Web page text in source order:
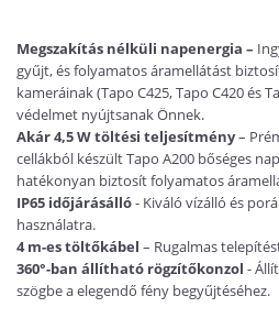
Megszakítás nélküli napenergia –
gyűjt, és folyamatos áramellátást
kameráinak (Tapo C425, Tapo C420 és
védelmet nyújtsanak Önnek.
Akár 4,5 W töltési teljesítmény–
cellákból készült Tapo A200 bőséges
hatékonyan biztosít folyamatos
IP65 időjárásálló- Kiváló vízálló és
használatra.
4 m-es töltőkábel – Rugalmas
360°-ban állítható rögzítőkonzol -
szögbe a elegendő fény begyűjtéséhez.